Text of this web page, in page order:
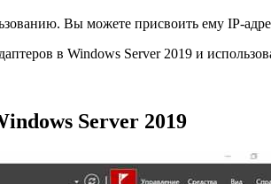
Вы можете присвоить ему IP-
в Windows Server 2019 и
Server 2019